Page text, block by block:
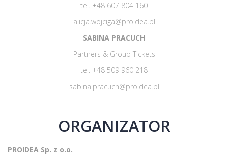
tel. +48 607 804 160
alicja.wojciga@proidea.pl
SABINA PRACUCH
Partners & Group Tickets
tel. +48 509 960 218
sabina.pracuch@proidea.pl
ORGANIZATOR
PROIDEA Sp. z o.o.